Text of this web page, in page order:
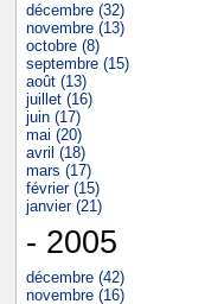
décembre (32)
novembre (13)
octobre (8)
septembre (15)
août (13)
juillet (16)
juin (17)
mai (20)
avril (18)
mars (17)
février (15)
janvier (21)
- 2005
décembre (42)
novembre (16)